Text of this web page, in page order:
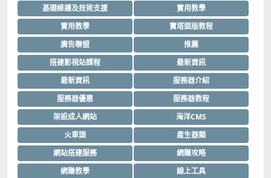
基礎維護及技術支援
實用教學
實用教學
寶塔面版教程
廣告聯盟
推薦
搭建影視站課程
最新資訊
最新資訊
服務器介紹
服務器優惠
服務器教程
架設成人網站
海洋CMS
火車頭
產生器類
網站搭建服務
網賺攻略
網賺教學
線上工具